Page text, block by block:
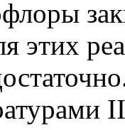
этих